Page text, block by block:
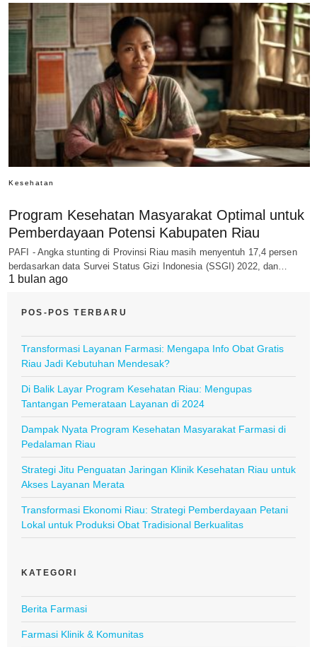
Kesehatan
Program Kesehatan Masyarakat Optimal untuk
Pemberdayaan Potensi Kabupaten Riau
PAFI - Angka stunting di Provinsi Riau masih menyentuh 17,4 persen
berdasarkan data Survei Status Gizi Indonesia (SSGI) 2022, dan…
1 bulan ago
POS-POS TERBARU
Transformasi Layanan Farmasi: Mengapa Info Obat Gratis
Riau Jadi Kebutuhan Mendesak?
Di Balik Layar Program Kesehatan Riau: Mengupas
Tantangan Pemerataan Layanan di 2024
Dampak Nyata Program Kesehatan Masyarakat Farmasi di
Pedalaman Riau
Strategi Jitu Penguatan Jaringan Klinik Kesehatan Riau untuk
Akses Layanan Merata
Transformasi Ekonomi Riau: Strategi Pemberdayaan Petani
Lokal untuk Produksi Obat Tradisional Berkualitas
KATEGORI
Berita Farmasi
Farmasi Klinik & Komunitas